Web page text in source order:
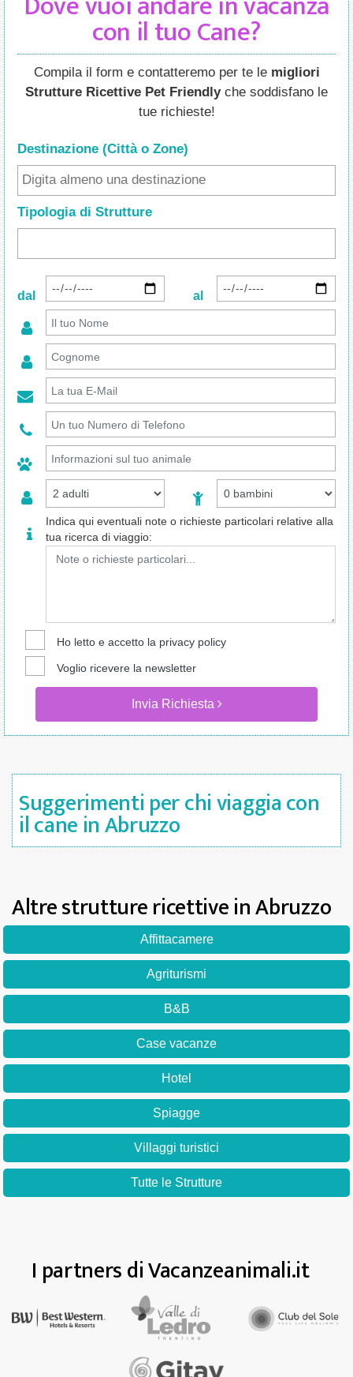
con il tuo Cane?
Compila il form e contatteremo per te le migliori
Strutture Ricettive Pet Friendlyche soddisfano le
tue richieste!
Destinazione (Città o Zone)
Tipologia di Strutture
dal al
Indica qui eventuali note o richieste particolari relative alla
tua ricerca di viaggio:
Ho letto e accetto la privacy policy
Voglio ricevere la newsletter
Invia Richiesta
Suggerimenti per chi viaggia con
il cane in Abruzzo
Altre strutture ricettive in Abruzzo
Affittacamere
Agriturismi
B&B
Case vacanze
Hotel
Spiagge
Villaggi turistici
Tutte le Strutture
I partners di Vacanzeanimali.it